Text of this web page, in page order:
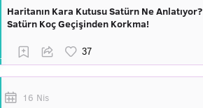
Haritanın Kara Kutusu Satürn Ne Anlatıyor?
Satürn Koç Geçişinden Korkma!
16 Nis